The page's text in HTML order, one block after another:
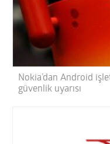
Nokia’dan Android
güvenlik uyarısı